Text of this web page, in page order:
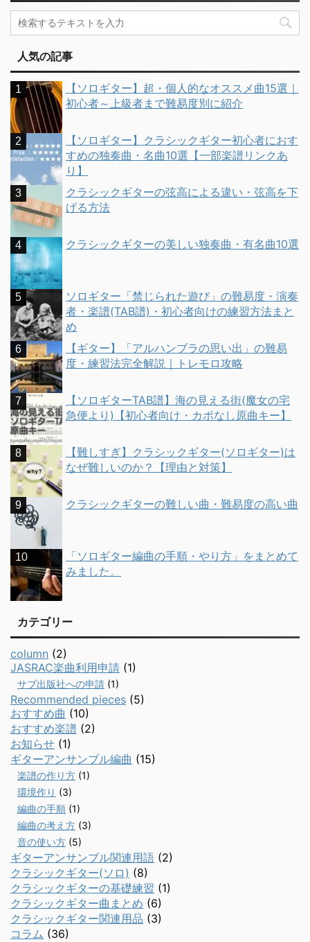
人気の記事
【ソロギター】超・個人的なオススメ曲15選｜
初心者～上級者まで難易度別に紹介
【ソロギター】クラシックギター初心者におす
すめの独奏曲・名曲10選【一部楽譜リンクあ
り】
クラシックギターの弦高による違い・弦高を下
げる方法
クラシックギターの美しい独奏曲・有名曲10選
ソロギター「禁じられた遊び」の難易度・演奏
者・楽譜(TAB譜)・初心者向けの練習方法まと
め
【ギター】「アルハンブラの思い出」の難易
度・練習法完全解説｜トレモロ攻略
【ソロギターTAB譜】海の見える街(魔女の宅
急便より)【初心者向け・カポなし原曲キー】
【難しすぎ】クラシックギター(ソロギター)は
なぜ難しいのか？【理由と対策】
クラシックギターの難しい曲・難易度の高い曲
「ソロギター編曲の手順・やり方」をまとめて
みました。
カテゴリー
column (2)
JASRAC楽曲利用申請 (1)
サブ出版社への申請 (1)
Recommended pieces (5)
おすすめ曲 (10)
おすすめ楽譜 (2)
お知らせ (1)
ギターアンサンブル編曲 (15)
楽譜の作り方 (1)
環境作り (3)
編曲の手順 (1)
編曲の考え方 (3)
音の使い方 (5)
ギターアンサンブル関連用語 (2)
クラシックギター(ソロ) (8)
クラシックギターの基礎練習 (1)
クラシックギター曲まとめ (6)
クラシックギター関連用品 (3)
コラム (36)